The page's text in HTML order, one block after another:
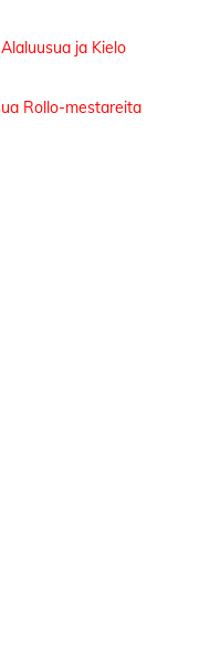
ja Kielo
Rollo-mestareita